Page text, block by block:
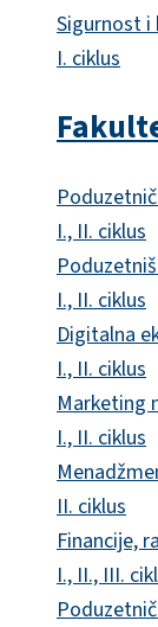
Sigurnost
I. ciklus
I., II. ciklus
I., II. ciklus
Digitalna
I., II. ciklus
Marketing
I., II. ciklus
II. ciklus
Financije,
I., II., III.